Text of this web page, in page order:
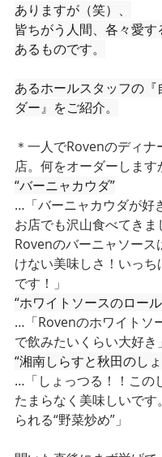
ありますが（笑）、
皆ちがう人間、各々愛
あるものです。
あるホールスタッフの『
ダー』をご紹介。
＊一人でRovenのディ
店。何をオーダーします
“バーニャカウダ”
…「バーニャカウダが好
お店でも沢山食べてきま
Rovenのバーニャソース
けない美味しさ！いっち
です！」
“ホワイトソースのロー
…「Rovenのホワイトソ
で飲みたいくらい大好き」
“湘南しらすと秋田のし
…「しょっつる！！この
たまらなく美味しいで
られる“野菜炒め”」